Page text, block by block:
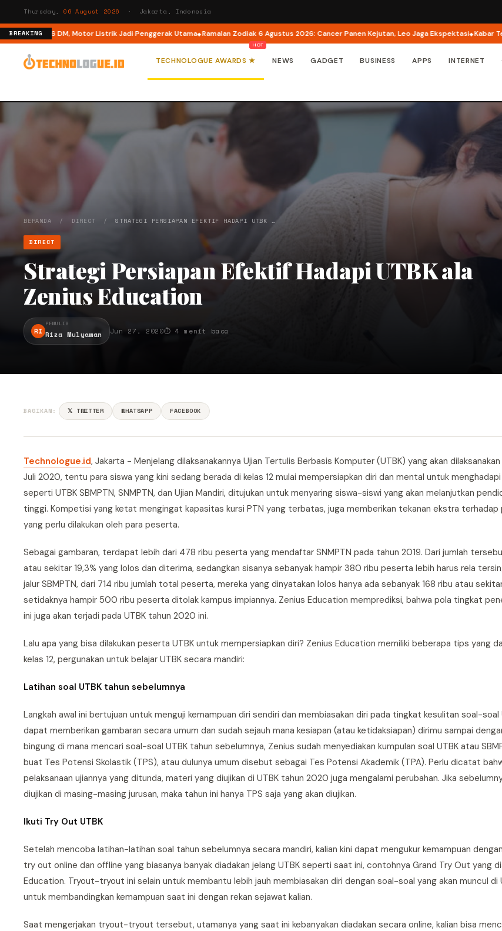
Thursday, 06 August 2026 · Jakarta, Indonesia
BREAKING
di M6 DM, Motor Listrik Jadi Penggerak Utama Ramalan Zodiak 6 Agustus 2026: Cancer Panen Kejutan, Leo Jaga Ekspektasi Kabar Terkini
TECHNOLOGUE AWARDS ★ NEWS GADGET BUSINESS APPS INTERNET
BERANDA / DIRECT /STRATEGI PERSIAPAN EFEKTIF HADAPI UTBK …
DIRECT
Strategi Persiapan Efektif Hadapi UTBK ala
Zenius Education
RI
PENULIS
Riza Mulyawan Jun 27, 2020⏱ 4 menit baca
BAGIKAN: 𝕏 TWITTER WHATSAPP FACEBOOK
Technologue.id, Jakarta - Menjelang dilaksanakannya Ujian Tertulis Berbasis Komputer (UTBK) yang akan
Juli 2020, tentu para siswa yang kini sedang berada di kelas 12 mulai mempersiapkan diri dan mental untuk menghadapi
seperti UTBK SBMPTN, SNMPTN, dan Ujian Mandiri, ditujukan untuk menyaring siswa-siswi yang akan melanjutkan
tinggi. Kompetisi yang ketat mengingat kapasitas kursi PTN yang terbatas, juga memberikan tekanan ekstra terhadap
yang perlu dilakukan oleh para peserta.
Sebagai gambaran, terdapat lebih dari 478 ribu peserta yang mendaftar SNMPTN pada tahun 2019. Dari jumlah
atau sekitar 19,3% yang lolos dan diterima, sedangkan sisanya sebanyak hampir 380 ribu peserta lebih harus rela
jalur SBMPTN, dari 714 ribu jumlah total peserta, mereka yang dinyatakan lolos hanya ada sebanyak 168 ribu atau
setidaknya hampir 500 ribu peserta ditolak kampus impiannya. Zenius Education memprediksi, bahwa pola tingkat
ini juga akan terjadi pada UTBK tahun 2020 ini.
Lalu apa yang bisa dilakukan peserta UTBK untuk mempersiapkan diri? Zenius Education memiliki beberapa tips yang
kelas 12, pergunakan untuk belajar UTBK secara mandiri:
Latihan soal UTBK tahun sebelumnya
Langkah awal ini bertujuan untuk menguji kemampuan diri sendiri dan membiasakan diri pada tingkat kesulitan soal-soal
dapat memberikan gambaran secara umum dan sudah sejauh mana kesiapan (atau ketidaksiapan) dirimu sampai
bingung di mana mencari soal-soal UTBK tahun sebelumnya, Zenius sudah menyediakan kumpulan soal UTBK atau
buat Tes Potensi Skolastik (TPS), atau dulunya umum disebut sebagai Tes Potensi Akademik (TPA). Perlu dicatat
pelaksanaan ujiannya yang ditunda, materi yang diujikan di UTBK tahun 2020 juga mengalami perubahan. Jika
diujikan di masing-masing jurusan, maka tahun ini hanya TPS saja yang akan diujikan.
Ikuti Try Out UTBK
Setelah mencoba latihan-latihan soal tahun sebelumnya secara mandiri, kalian kini dapat mengukur kemampuan
try out online dan offline yang biasanya banyak diadakan jelang UTBK seperti saat ini, contohnya Grand Try Out yang
Education. Tryout-tryout ini selain untuk membantu lebih jauh membiasakan diri dengan soal-soal yang akan muncul di
untuk membandingkan kemampuan saat ini dengan rekan sejawat kalian.
Saat mengerjakan tryout-tryout tersebut, utamanya yang saat ini kebanyakan diadakan secara online, kalian bisa